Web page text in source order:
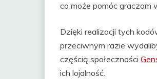
co może pomóc graczom
Dzięki realizacji tych
przeciwnym razie
częścią społeczności
ich lojalność.